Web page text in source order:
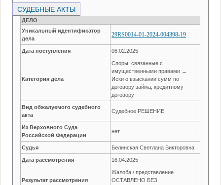
СУДЕБНЫЕ АКТЫ
ДЕЛО
Уникальный идентификатор
дела
29RS0014-01-2024-004398-19
Дата поступления 06.02.2025
Категория дела
Споры, связанные с
имущественными правами →
Иски о взыскании сумм по
договору займа, кредитному
договору
Вид обжалуемого судебного
акта
Судебное РЕШЕНИЕ
Из Верховного Суда
Российской Федерации
нет
Судья Белинская Светлана Викторовна
Дата рассмотрения 16.04.2025
Результат рассмотрения
Жалоба / представление
ОСТАВЛЕНО БЕЗ